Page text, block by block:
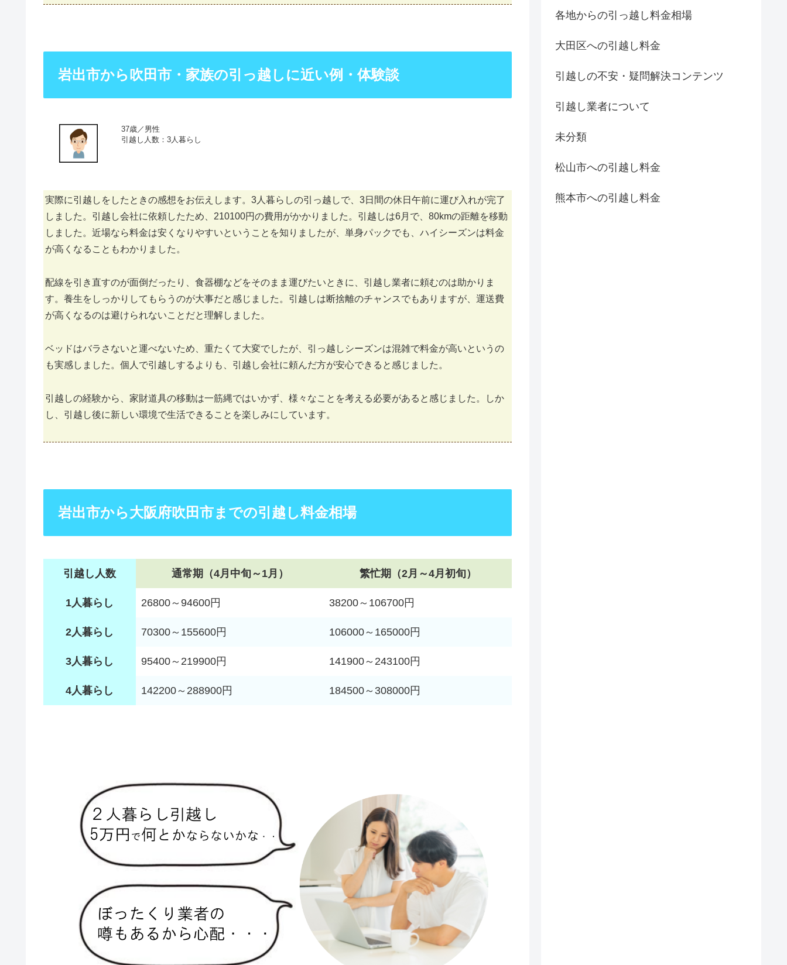
岩出市から吹田市・家族の引っ越しに近い例・体験談
37歳／男性
引越し人数：3人暮らし
実際に引越しをしたときの感想をお伝えします。3人暮らしの引っ越しで、3日間の休日午前に運び入れが完了
しました。引越し会社に依頼したため、210100円の費用がかかりました。引越しは6月で、80kmの距離を移動
しました。近場なら料金は安くなりやすいということを知りましたが、単身パックでも、ハイシーズンは料金
が高くなることもわかりました。
配線を引き直すのが面倒だったり、食器棚などをそのまま運びたいときに、引越し業者に頼むのは助かりま
す。養生をしっかりしてもらうのが大事だと感じました。引越しは断捨離のチャンスでもありますが、運送費
が高くなるのは避けられないことだと理解しました。
ベッドはバラさないと運べないため、重たくて大変でしたが、引っ越しシーズンは混雑で料金が高いというの
も実感しました。個人で引越しするよりも、引越し会社に頼んだ方が安心できると感じました。
引越しの経験から、家財道具の移動は一筋縄ではいかず、様々なことを考える必要があると感じました。しか
し、引越し後に新しい環境で生活できることを楽しみにしています。
岩出市から大阪府吹田市までの引越し料金相場
引越し人数 通常期（4月中旬～1月） 繁忙期（2月～4月初旬）
1人暮らし 26800～94600円 38200～106700円
2人暮らし 70300～155600円 106000～165000円
3人暮らし 95400～219900円 141900～243100円
4人暮らし 142200～288900円 184500～308000円
各地からの引っ越し料金相場
大田区への引越し料金
引越しの不安・疑問解決コンテンツ
引越し業者について
未分類
松山市への引越し料金
熊本市への引越し料金